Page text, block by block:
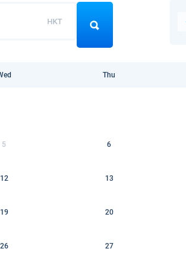
HKT
Thu
5 6
12 13
19 20
26 27